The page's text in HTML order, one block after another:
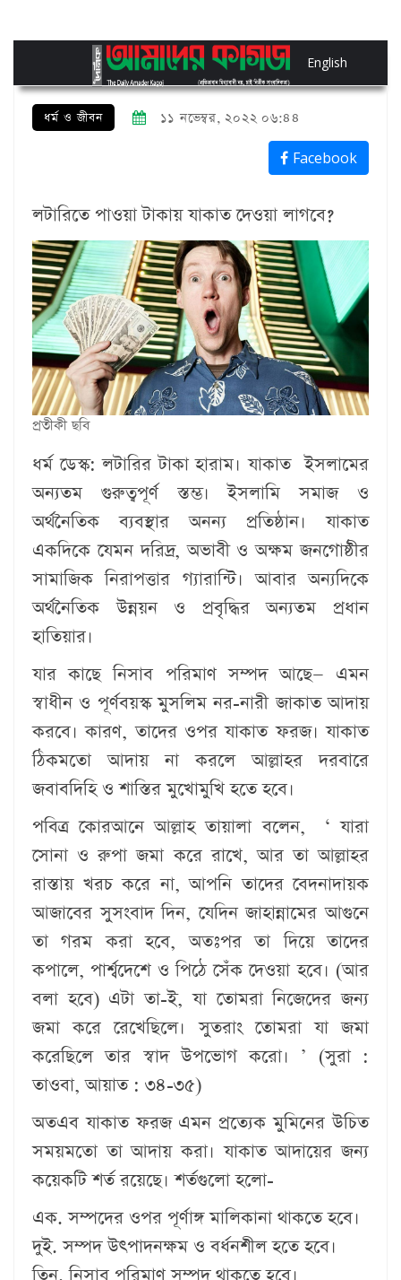
English
ধর্ম ও জীবন ১১ নভেম্বর, ২০২২ ০৬:৪৪
Facebook
লটারিতে পাওয়া টাকায় যাকাত দেওয়া লাগবে?
প্রতীকী ছবি
ধর্ম ডেস্ক: লটারির টাকা হারাম। যাকাত ইসলামের
অন্যতম গুরুত্বপূর্ণ স্তম্ভ। ইসলামি সমাজ ও
অর্থনৈতিক ব্যবস্থার অনন্য প্রতিষ্ঠান। যাকাত
একদিকে যেমন দরিদ্র, অভাবী ও অক্ষম জনগোষ্ঠীর
সামাজিক নিরাপত্তার গ্যারান্টি। আবার অন্যদিকে
অর্থনৈতিক উন্নয়ন ও প্রবৃদ্ধির অন্যতম প্রধান
হাতিয়ার।
যার কাছে নিসাব পরিমাণ সম্পদ আছে— এমন
স্বাধীন ও পূর্ণবয়স্ক মুসলিম নর-নারী জাকাত আদায়
করবে। কারণ, তাদের ওপর যাকাত ফরজ। যাকাত
ঠিকমতো আদায় না করলে আল্লাহর দরবারে
জবাবদিহি ও শাস্তির মুখোমুখি হতে হবে।
পবিত্র কোরআনে আল্লাহ তায়ালা বলেন, ‘ যারা
সোনা ও রুপা জমা করে রাখে, আর তা আল্লাহর
রাস্তায় খরচ করে না, আপনি তাদের বেদনাদায়ক
আজাবের সুসংবাদ দিন, যেদিন জাহান্নামের আগুনে
তা গরম করা হবে, অতঃপর তা দিয়ে তাদের
কপালে, পার্শ্বদেশে ও পিঠে সেঁক দেওয়া হবে। (আর
বলা হবে) এটা তা-ই, যা তোমরা নিজেদের জন্য
জমা করে রেখেছিলে। সুতরাং তোমরা যা জমা
করেছিলে তার স্বাদ উপভোগ করো। ’ (সুরা :
তাওবা, আয়াত : ৩৪-৩৫)
অতএব যাকাত ফরজ এমন প্রত্যেক মুমিনের উচিত
সময়মতো তা আদায় করা। যাকাত আদায়ের জন্য
কয়েকটি শর্ত রয়েছে। শর্তগুলো হলো-
এক. সম্পদের ওপর পূর্ণাঙ্গ মালিকানা থাকতে হবে।
দুই. সম্পদ উৎপাদনক্ষম ও বর্ধনশীল হতে হবে।